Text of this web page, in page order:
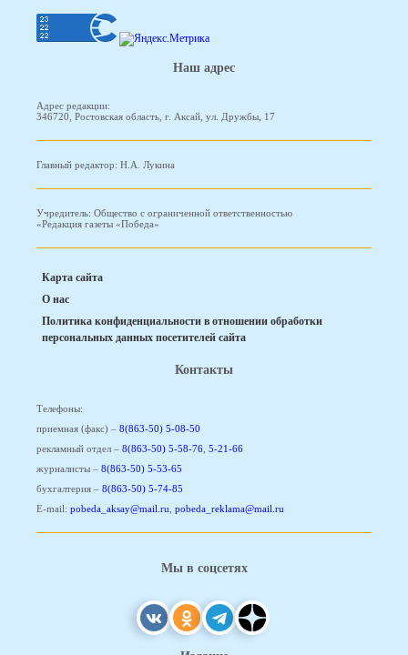
Наш адрес
Адрес редакции:
346720, Ростовская область, г. Аксай, ул. Дружбы, 17
Главный редактор: Н.А. Лукина
Учредитель: Общество с ограниченной ответственностью
«Редакция газеты «Победа»
Карта сайта
О нас
Политика конфиденциальности в отношении обработки
персональных данных посетителей сайта
Контакты
Телефоны:
приемная (факс) – 8(863-50) 5-08-50
рекламный отдел – 8(863-50) 5-58-76 5-21-66
журналисты – 8(863-50) 5-53-65
бухгалтерия – 8(863-50) 5-74-85
E-mail: pobeda_aksay@mail.ru pobeda_reklama@mail.ru
Мы в соцсетях